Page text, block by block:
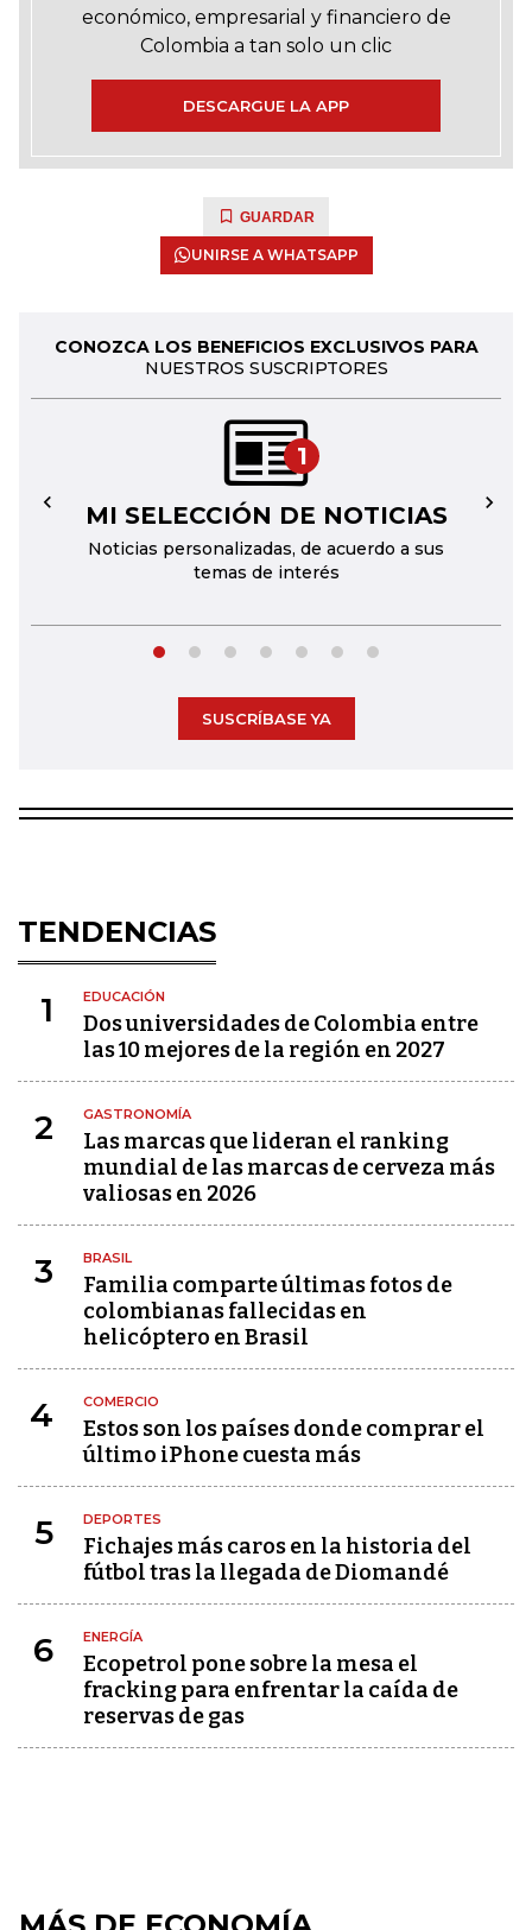
económico, empresarial y financiero de
Colombia a tan solo un clic
DESCARGUE LA APP
GUARDAR
UNIRSE A WHATSAPP
CONOZCA LOS BENEFICIOS EXCLUSIVOS PARA
NUESTROS SUSCRIPTORES
1
MI SELECCIÓN DE NOTICIAS
Noticias personalizadas, de acuerdo a sus
temas de interés
← →
SUSCRÍBASE YA
TENDENCIAS
1 EDUCACIÓN
Dos universidades de Colombia entre
las 10 mejores de la región en 2027
2 GASTRONOMÍA
Las marcas que lideran el ranking
mundial de las marcas de cerveza más
valiosas en 2026
3 BRASIL
Familia comparte últimas fotos de
colombianas fallecidas en
helicóptero en Brasil
4 COMERCIO
Estos son los países donde comprar el
último iPhone cuesta más
5 DEPORTES
Fichajes más caros en la historia del
fútbol tras la llegada de Diomandé
6 ENERGÍA
Ecopetrol pone sobre la mesa el
fracking para enfrentar la caída de
reservas de gas